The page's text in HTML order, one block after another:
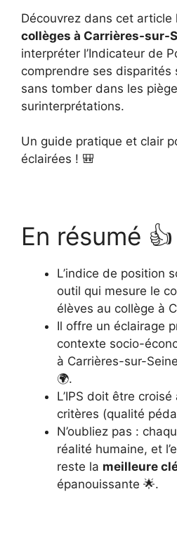
Découvrez dans cet article
collèges à Carrières-sur-
interpréter l’Indicateur de
comprendre ses disparités
sans tomber dans les
surinterprétations.
Un guide pratique et clair
éclairées ! 🎒
En résumé 👍
L’indice de position
outil qui mesure le
élèves au collège à
Il offre un éclairage
contexte socio-
à Carrières-sur-
🌍.
L’IPS doit être croisé
critères (qualité
N’oubliez pas :
réalité humaine, et
reste la meilleure
épanouissante 🌟.